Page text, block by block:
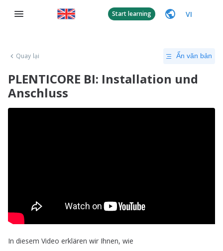
Start learning VI
Quay lại Ẩn văn bản
PLENTICORE BI: Installation und
Anschluss
In diesem Video erklären wir Ihnen, wie